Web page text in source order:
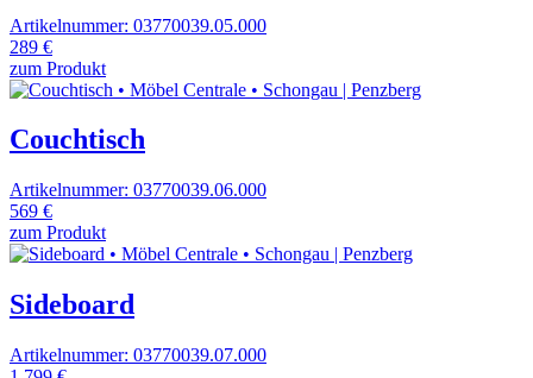
Artikelnummer: 03770039.05.000
289 €
zum Produkt
Couchtisch
Artikelnummer: 03770039.06.000
569 €
zum Produkt
Sideboard
Artikelnummer: 03770039.07.000